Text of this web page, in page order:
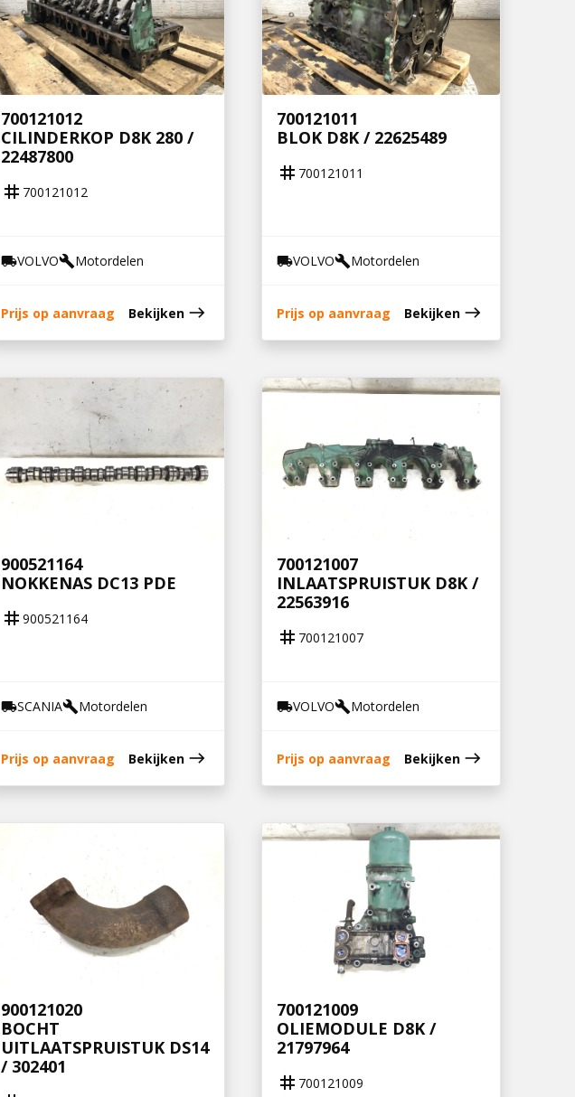
700121012
CILINDERKOP D8K 280 /
22487800
tag 700121012
local_shippingVOLVObuildMotordelen
Prijs op aanvraag Bekijken east
700121011
BLOK D8K / 22625489
tag 700121011
local_shippingVOLVObuildMotordelen
Prijs op aanvraag Bekijken east
900521164
NOKKENAS DC13 PDE
tag 900521164
local_shippingSCANIAbuildMotordelen
Prijs op aanvraag Bekijken east
700121007
INLAATSPRUISTUK D8K /
22563916
tag 700121007
local_shippingVOLVObuildMotordelen
Prijs op aanvraag Bekijken east
900121020
BOCHT
UITLAATSPRUISTUK DS14
/ 302401
700121009
OLIEMODULE D8K /
21797964
tag 700121009